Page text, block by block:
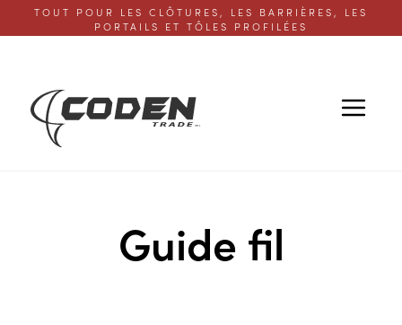
TOUT POUR LES CLÔTURES, LES BARRIÈRES, LES
PORTAILS ET TÔLES PROFILÉES
Guide fil